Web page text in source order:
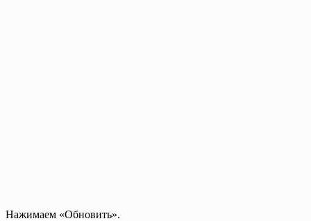
Нажимаем «Обновить».